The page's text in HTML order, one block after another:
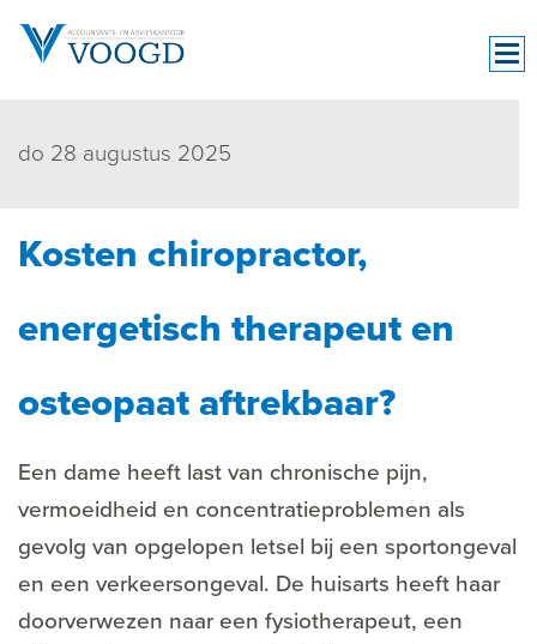
do 28 augustus 2025
Kosten chiropractor,
energetisch therapeut en
osteopaat aftrekbaar?
Een dame heeft last van chronische pijn,
vermoeidheid en concentratieproblemen als
gevolg van opgelopen letsel bij een sportongeval
en een verkeersongeval. De huisarts heeft haar
doorverwezen naar een fysiotherapeut, een